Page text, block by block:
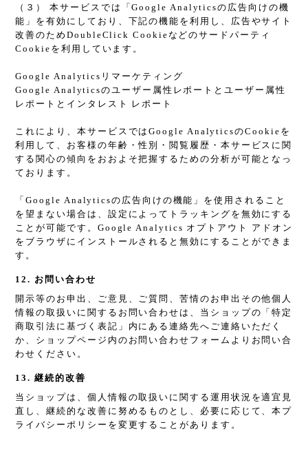
（３） 本サービスでは「Google Analyticsの広告向けの機
能」を有効にしており、下記の機能を利用し、広告やサイト
改善のためDoubleClick Cookieなどのサードパーティ
Cookieを利用しています。
Google Analyticsリマーケティング
Google Analyticsのユーザー属性レポートとユーザー属性
レポートとインタレスト レポート
これにより、本サービスではGoogle AnalyticsのCookieを
利用して、お客様の年齢・性別・閲覧履歴・本サービスに関
する関心の傾向をおおよそ把握するための分析が可能となっ
ております。
「Google Analyticsの広告向けの機能」を使用されること
を望まない場合は、設定によってトラッキングを無効にする
ことが可能です。Google Analytics オプトアウト アドオン
をブラウザにインストールされると無効にすることができま
す。
12. お問い合わせ
開示等のお申出、ご意見、ご質問、苦情のお申出その他個人
情報の取扱いに関するお問い合わせは、当ショップの「特定
商取引法に基づく表記」内にある連絡先へご連絡いただく
か、ショップページ内のお問い合わせフォームよりお問い合
わせください。
13. 継続的改善
当ショップは、個人情報の取扱いに関する運用状況を適宜見
直し、継続的な改善に努めるものとし、必要に応じて、本プ
ライバシーポリシーを変更することがあります。